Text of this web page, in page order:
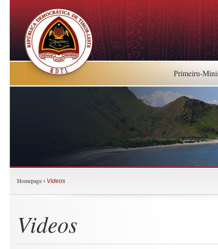
Primeiru-
Homepage › Videos
Videos